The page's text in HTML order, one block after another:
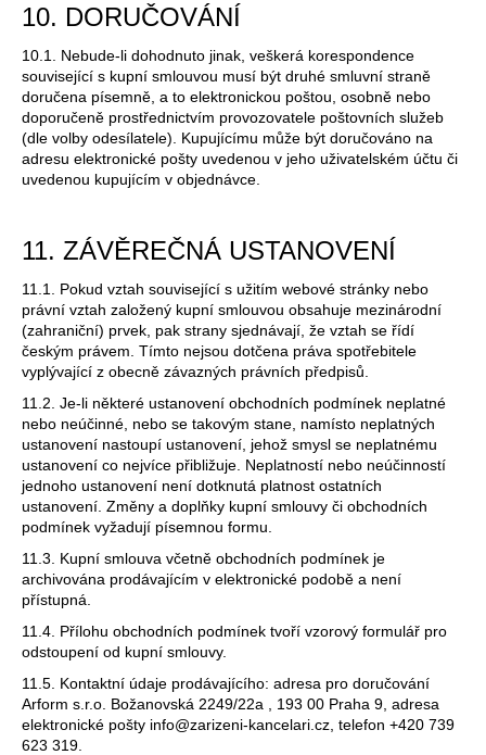
10. DORUČOVÁNÍ
10.1. Nebude-li dohodnuto jinak, veškerá korespondence
související s kupní smlouvou musí být druhé smluvní straně
doručena písemně, a to elektronickou poštou, osobně nebo
doporučeně prostřednictvím provozovatele poštovních služeb
(dle volby odesílatele). Kupujícímu může být doručováno na
adresu elektronické pošty uvedenou v jeho uživatelském účtu či
uvedenou kupujícím v objednávce.
11. ZÁVĚREČNÁ USTANOVENÍ
11.1. Pokud vztah související s užitím webové stránky nebo
právní vztah založený kupní smlouvou obsahuje mezinárodní
(zahraniční) prvek, pak strany sjednávají, že vztah se řídí
českým právem. Tímto nejsou dotčena práva spotřebitele
vyplývající z obecně závazných právních předpisů.
11.2. Je-li některé ustanovení obchodních podmínek neplatné
nebo neúčinné, nebo se takovým stane, namísto neplatných
ustanovení nastoupí ustanovení, jehož smysl se neplatnému
ustanovení co nejvíce přibližuje. Neplatností nebo neúčinností
jednoho ustanovení není dotknutá platnost ostatních
ustanovení. Změny a doplňky kupní smlouvy či obchodních
podmínek vyžadují písemnou formu.
11.3. Kupní smlouva včetně obchodních podmínek je
archivována prodávajícím v elektronické podobě a není
přístupná.
11.4. Přílohu obchodních podmínek tvoří vzorový formulář pro
odstoupení od kupní smlouvy.
11.5. Kontaktní údaje prodávajícího: adresa pro doručování
Arform s.r.o. Božanovská 2249/22a , 193 00 Praha 9, adresa
elektronické pošty info@zarizeni-kancelari.cz, telefon +420 739
623 319.